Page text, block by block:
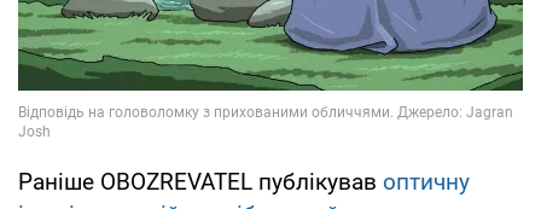
Раніше OBOZREVATEL публікував оптичну